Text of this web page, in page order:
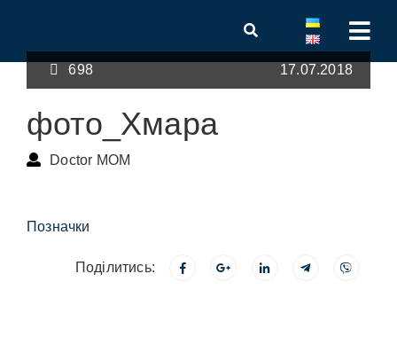
698 17.07.2018
фото_Хмара
Doctor MOM
Позначки
Поділитись: